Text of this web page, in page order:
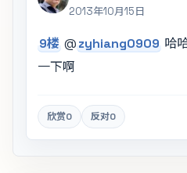
2013年10月15日
9楼 @zyhiang0909 哈
一下啊
欣赏0 反对0